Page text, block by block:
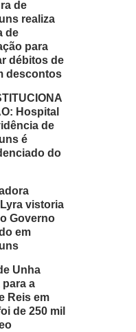
de
realiza
de
para
débitos de
descontos
Hospital
de
é
do
vistoria
Governo
em
Unha
para a
Reis em
de 250 mil